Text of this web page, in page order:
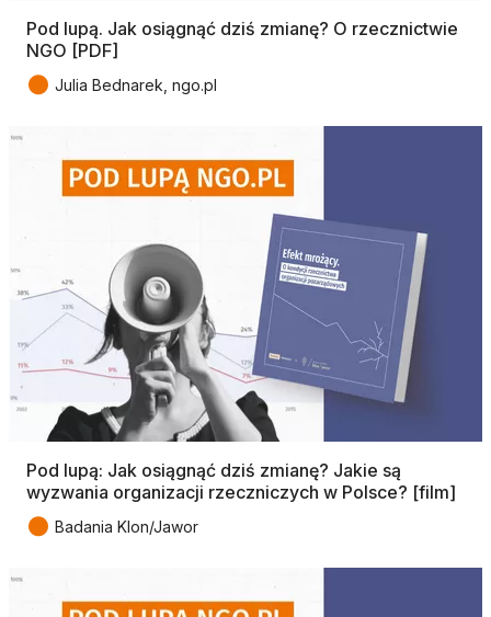
Pod lupą. Jak osiągnąć dziś zmianę? O rzecznictwie
NGO [PDF]
● Julia Bednarek, ngo.pl
Pod lupą: Jak osiągnąć dziś zmianę? Jakie są
wyzwania organizacji rzeczniczych w Polsce? [film]
● Badania Klon/Jawor